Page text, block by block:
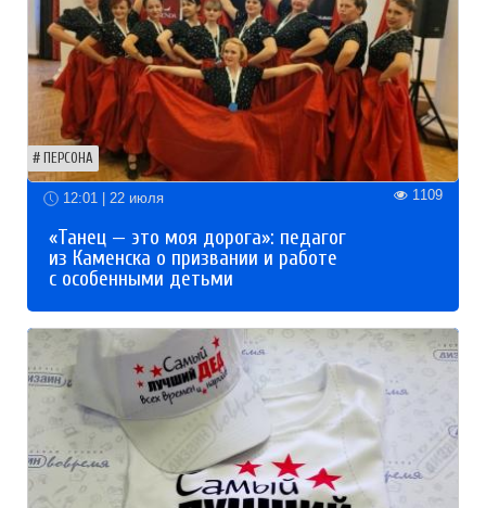
ПЕРСОНА
12:01 | 22 июля 1109
«Танец — это моя дорога»: педагог
из Каменска о призвании и работе
с особенными детьми